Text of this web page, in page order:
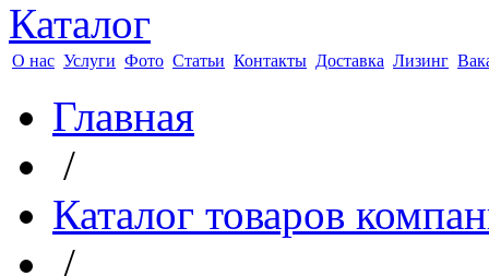
Каталог
О нас Услуги Фото Статьи Контакты Доставка Лизинг
Главная
/
Каталог товаров
/